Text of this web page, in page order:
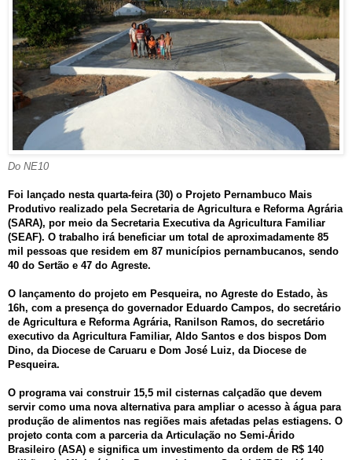
Do NE10
Foi lançado nesta quarta-feira (30) o Projeto Pernambuco Mais
Produtivo realizado pela Secretaria de Agricultura e Reforma Agrária
(SARA), por meio da Secretaria Executiva da Agricultura Familiar
(SEAF). O trabalho irá beneficiar um total de aproximadamente 85
mil pessoas que residem em 87 municípios pernambucanos, sendo
40 do Sertão e 47 do Agreste.
O lançamento do projeto em Pesqueira, no Agreste do Estado, às
16h, com a presença do governador Eduardo Campos, do secretário
de Agricultura e Reforma Agrária, Ranilson Ramos, do secretário
executivo da Agricultura Familiar, Aldo Santos e dos bispos Dom
Dino, da Diocese de Caruaru e Dom José Luiz, da Diocese de
Pesqueira.
O programa vai construir 15,5 mil cisternas calçadão que devem
servir como uma nova alternativa para ampliar o acesso à água para
produção de alimentos nas regiões mais afetadas pelas estiagens. O
projeto conta com a parceria da Articulação no Semi-Árido
Brasileiro (ASA) e significa um investimento da ordem de R$ 140